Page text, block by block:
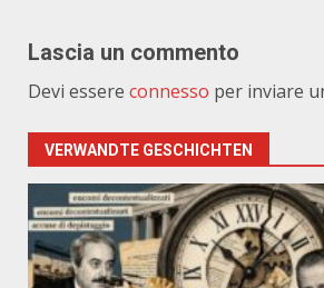
Lascia un commento
Devi essere connesso per inviare
VERWANDTE GESCHICHTEN